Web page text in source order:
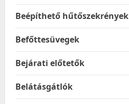
Beépíthető hűtőszekrények
Befőttesüvegek
Bejárati előtetők
Belátásgátlók